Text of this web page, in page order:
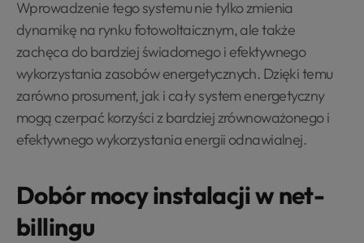
Wprowadzenie tego systemu nie tylko zmienia
dynamikę na rynku fotowoltaicznym, ale także
zachęca do bardziej świadomego i efektywnego
wykorzystania zasobów energetycznych. Dzięki temu
zarówno prosument, jak i cały system energetyczny
mogą czerpać korzyści z bardziej zrównoważonego i
efektywnego wykorzystania energii odnawialnej.
Dobór mocy instalacji w net-
billingu